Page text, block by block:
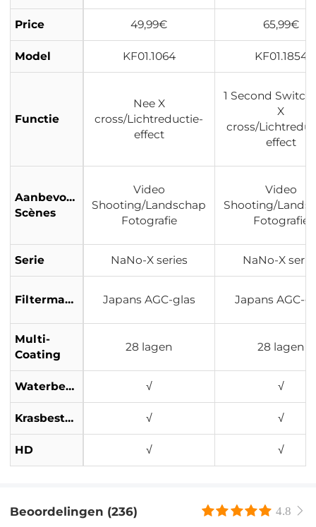
Price 49,99€ 65,99€
Model KF01.1064 KF01.1854
Functie
Nee X
cross/Lichtreductie-
effect
1 Second
X
cross/
effect
Aanbevolen
Scènes
Video
Shooting/Landschap
Fotografie
Video
Shooting/
Fotografie
Serie NaNo-X series NaNo-X
Filtermateriaal Japans AGC-glas Japans AGC-
Multi-
Coating
28 lagen 28 lagen
Waterbestendig √ √
Krasbestendig √ √
HD √ √
Beoordelingen (236) 4.8